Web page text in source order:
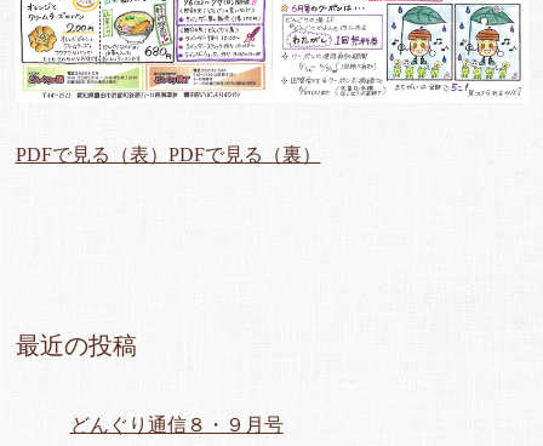
PDFで見る（表） PDFで見る（裏）
最近の投稿
どんぐり通信８・９月号